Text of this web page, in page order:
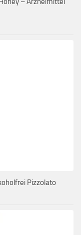
Pizzolato